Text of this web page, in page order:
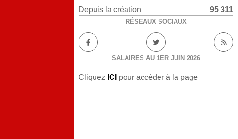
Depuis la création 95 311
RÉSEAUX SOCIAUX
SALAIRES AU 1ER JUIN 2026
Cliquez ICI pour accéder à la page